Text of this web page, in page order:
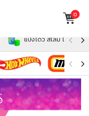
0
แป้งโดว์ สไลม์ โฟม สำห